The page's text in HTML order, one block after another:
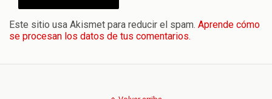
Este sitio usa Akismet para reducir el spam. Aprende cómo
se procesan los datos de tus comentarios.